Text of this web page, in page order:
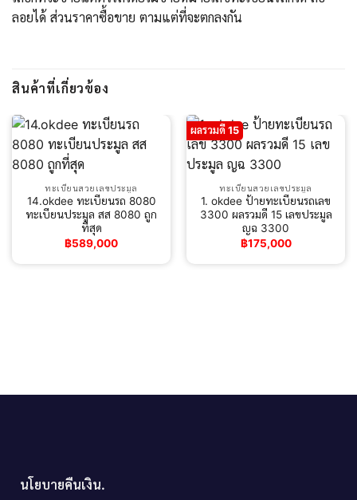
ลอยได้ ส่วนราคาซื้อขาย ตามแต่ที่จะตกลงกัน
สินค้าที่เกี่ยวข้อง
ทะเบียนสวยเลขประมูล
14.okdee ทะเบียนรถ 8080
ทะเบียนประมูล สส 8080 ถูก
ที่สุด
฿589,000
ผลรวมดี 15
ทะเบียนสวยเลขประมูล
1. okdee ป้ายทะเบียนรถเลข
3300 ผลรวมดี 15 เลขประมูล
ญฉ 3300
฿175,000
นโยบายคืนเงิน.